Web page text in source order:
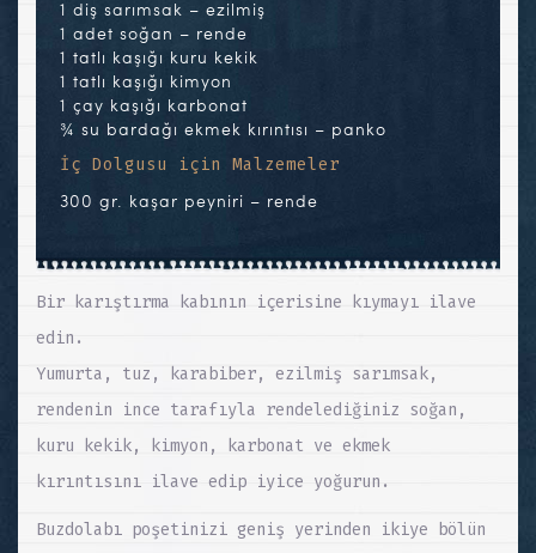
1 diş sarımsak – ezilmiş
1 adet soğan – rende
1 tatlı kaşığı kuru kekik
1 tatlı kaşığı kimyon
1 çay kaşığı karbonat
¾ su bardağı ekmek kırıntısı – panko
İç Dolgusu için Malzemeler
300 gr. kaşar peyniri – rende
Bir karıştırma kabının içerisine kıymayı ilave
edin.
Yumurta, tuz, karabiber, ezilmiş sarımsak,
rendenin ince tarafıyla rendelediğiniz soğan,
kuru kekik, kimyon, karbonat ve ekmek
kırıntısını ilave edip iyice yoğurun.
Buzdolabı poşetinizi geniş yerinden ikiye bölün